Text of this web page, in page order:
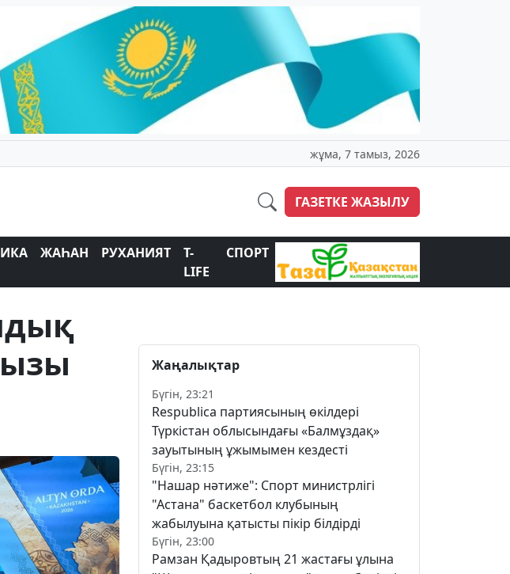
жұма, 7 тамыз, 2026
ГАЗЕТКЕ ЖАЗЫЛУ
ЖАҺАН РУХАНИЯТ
T-
LIFE
СПОРТ
Жаңалықтар
Бүгін, 23:21
Respublica партиясының өкілдері
Түркістан облысындағы «Балмұздақ»
зауытының ұжымымен кездесті
Бүгін, 23:15
"Нашар нәтиже": Спорт министрлігі
"Астана" баскетбол клубының
жабылуына қатысты пікір білдірді
Бүгін, 23:00
Рамзан Қадыровтың 21 жастағы ұлына